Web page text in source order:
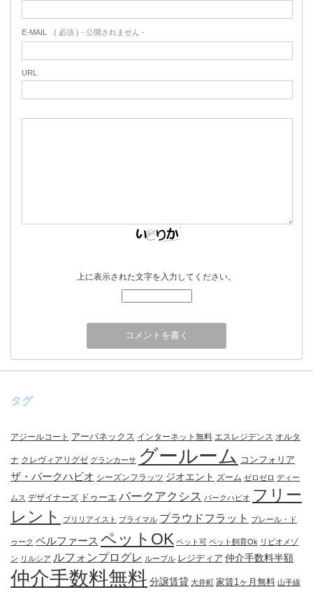
E-MAIL ( 必須 ) - 公開されません -
URL
上に表示された文字を入力してください。
タグ
アジールコート アーバネックス インターネット無料 エスレジデンス オルタ
ナ クレヴィアリグゼ グランカーサ グールーム コンフォリア
ザ・パークハビオ シーズンフラッツ ジオエント ズーム ゼロゼロ ディー
ムス デザイナーズ ドゥーエ パークアクシス パークハビオ フリー
レント
ブリリアイスト プライマル プラウドフラット プレール・ド
ゥーク ベルファース ペットOK ペット可 ペット飼育Ok リビオメゾ
ン リルシア ルフォンプログレ ルーブル レジディア 仲介手数料半額
仲介手数料無料 分譲賃貸 大井町 家賃1ヶ月無料 山手線